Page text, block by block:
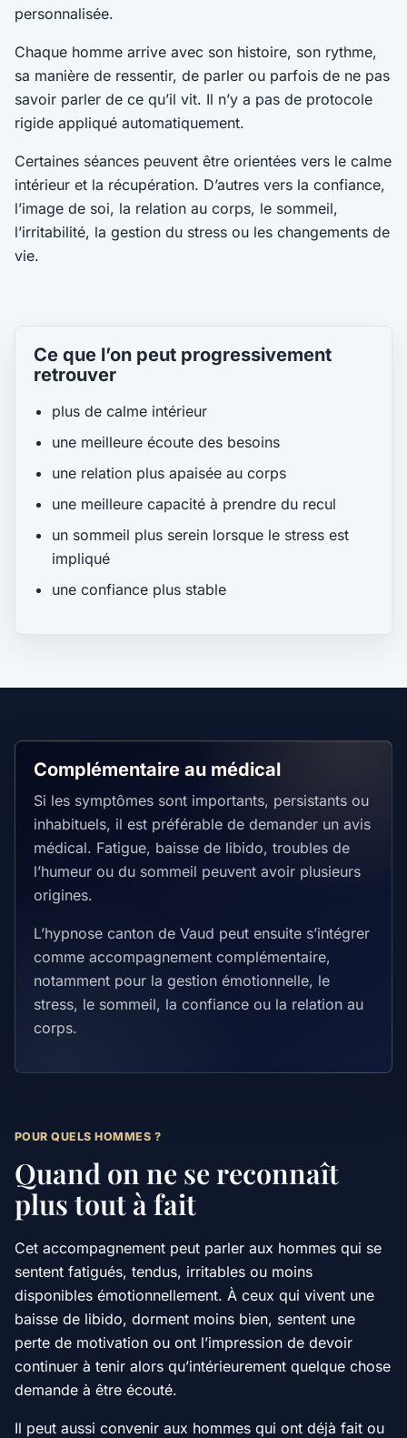
personnalisée.
Chaque homme arrive avec son histoire, son rythme,
sa manière de ressentir, de parler ou parfois de ne pas
savoir parler de ce qu’il vit. Il n’y a pas de protocole
rigide appliqué automatiquement.
Certaines séances peuvent être orientées vers le calme
intérieur et la récupération. D’autres vers la confiance,
l’image de soi, la relation au corps, le sommeil,
l’irritabilité, la gestion du stress ou les changements de
vie.
Ce que l’on peut progressivement
retrouver
plus de calme intérieur
une meilleure écoute des besoins
une relation plus apaisée au corps
une meilleure capacité à prendre du recul
un sommeil plus serein lorsque le stress est
impliqué
une confiance plus stable
Complémentaire au médical
Si les symptômes sont importants, persistants ou
inhabituels, il est préférable de demander un avis
médical. Fatigue, baisse de libido, troubles de
l’humeur ou du sommeil peuvent avoir plusieurs
origines.
L’hypnose canton de Vaud peut ensuite s’intégrer
comme accompagnement complémentaire,
notamment pour la gestion émotionnelle, le
stress, le sommeil, la confiance ou la relation au
corps.
POUR QUELS HOMMES ?
Quand on ne se reconnaît
plus tout à fait
Cet accompagnement peut parler aux hommes qui se
sentent fatigués, tendus, irritables ou moins
disponibles émotionnellement. À ceux qui vivent une
baisse de libido, dorment moins bien, sentent une
perte de motivation ou ont l’impression de devoir
continuer à tenir alors qu’intérieurement quelque chose
demande à être écouté.
Il peut aussi convenir aux hommes qui ont déjà fait ou